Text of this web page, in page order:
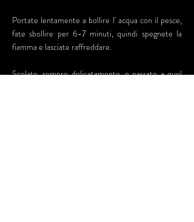
Portate lentamente a bollire l' acqua con il pesce,
fate sbollire per 6-7 minuti, quindi spegnete la
fiamma e lasciate raffreddare.
Scolate, sempre delicatamente, e passate a quel